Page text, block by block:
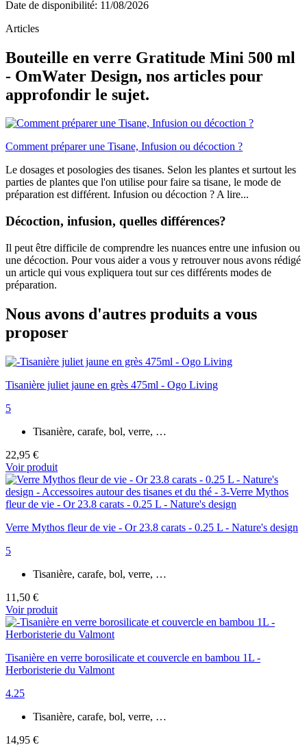
Date de disponibilité: 11/08/2026
Articles
Bouteille en verre Gratitude Mini 500 ml
- OmWater Design, nos articles pour
approfondir le sujet.
Comment préparer une Tisane, Infusion ou décoction ?
Le dosages et posologies des tisanes. Selon les plantes et surtout les
parties de plantes que l'on utilise pour faire sa tisane, le mode de
préparation est différent. Infusion ou décoction ? A lire...
Décoction, infusion, quelles différences?
Il peut être difficile de comprendre les nuances entre une infusion ou
une décoction. Pour vous aider a vous y retrouver nous avons rédigé
un article qui vous expliquera tout sur ces différents modes de
préparation.
Nous avons d'autres produits a vous
proposer
Tisanière juliet jaune en grès 475ml - Ogo Living
5
Tisanière, carafe, bol, verre, …
22,95 €
Voir produit
Verre Mythos fleur de vie - Or 23.8 carats - 0.25 L - Nature's design
5
Tisanière, carafe, bol, verre, …
11,50 €
Voir produit
Tisanière en verre borosilicate et couvercle en bambou 1L -
Herboristerie du Valmont
4.25
Tisanière, carafe, bol, verre, …
14,95 €